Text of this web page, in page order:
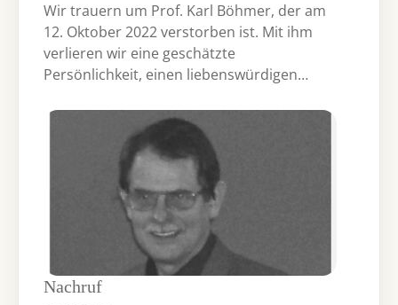
Wir trauern um Prof. Karl Böhmer, der am
12. Oktober 2022 verstorben ist. Mit ihm
verlieren wir eine geschätzte
Persönlichkeit, einen liebenswürdigen…
Nachruf